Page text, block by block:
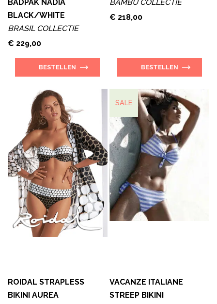
BADPAK NADIA
BLACK/WHITE
BRASIL COLLECTIE
€ 229,00
BESTELLEN
BAMBU COLLECTIE
€ 218,00
BESTELLEN
ROIDAL STRAPLESS
BIKINI AUREA
SALE
VACANZE ITALIANE
STREEP BIKINI